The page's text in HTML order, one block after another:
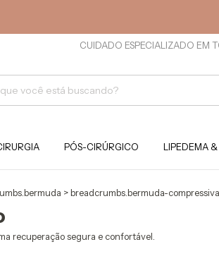
CUIDADO ESPECIALIZADO EM
PÓS-CIRÚRGICO LIPEDEMA
>breadcrumbs.bermuda-
recuperação segura e confortável.